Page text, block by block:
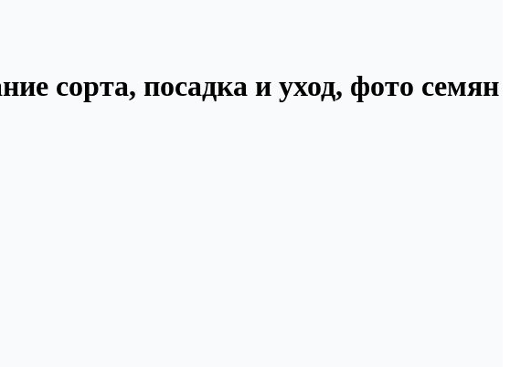
сорта, посадка и уход, фото семян